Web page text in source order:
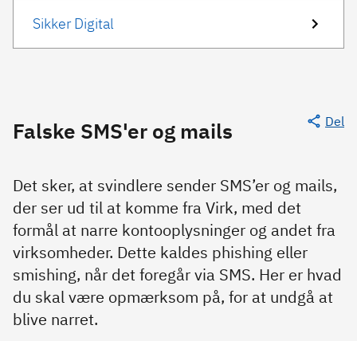
Sikker Digital
Falske SMS'er og mails Del
Det sker, at svindlere sender SMS’er og mails,
der ser ud til at komme fra Virk, med det
formål at narre kontooplysninger og andet fra
virksomheder. Dette kaldes phishing eller
smishing, når det foregår via SMS. Her er hvad
du skal være opmærksom på, for at undgå at
blive narret.